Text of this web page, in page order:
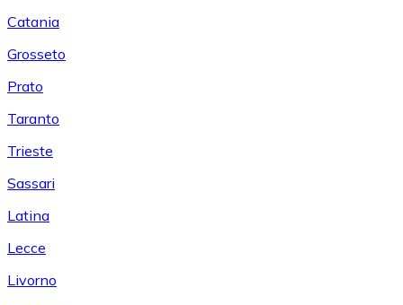
Catania
Grosseto
Prato
Taranto
Trieste
Sassari
Latina
Lecce
Livorno